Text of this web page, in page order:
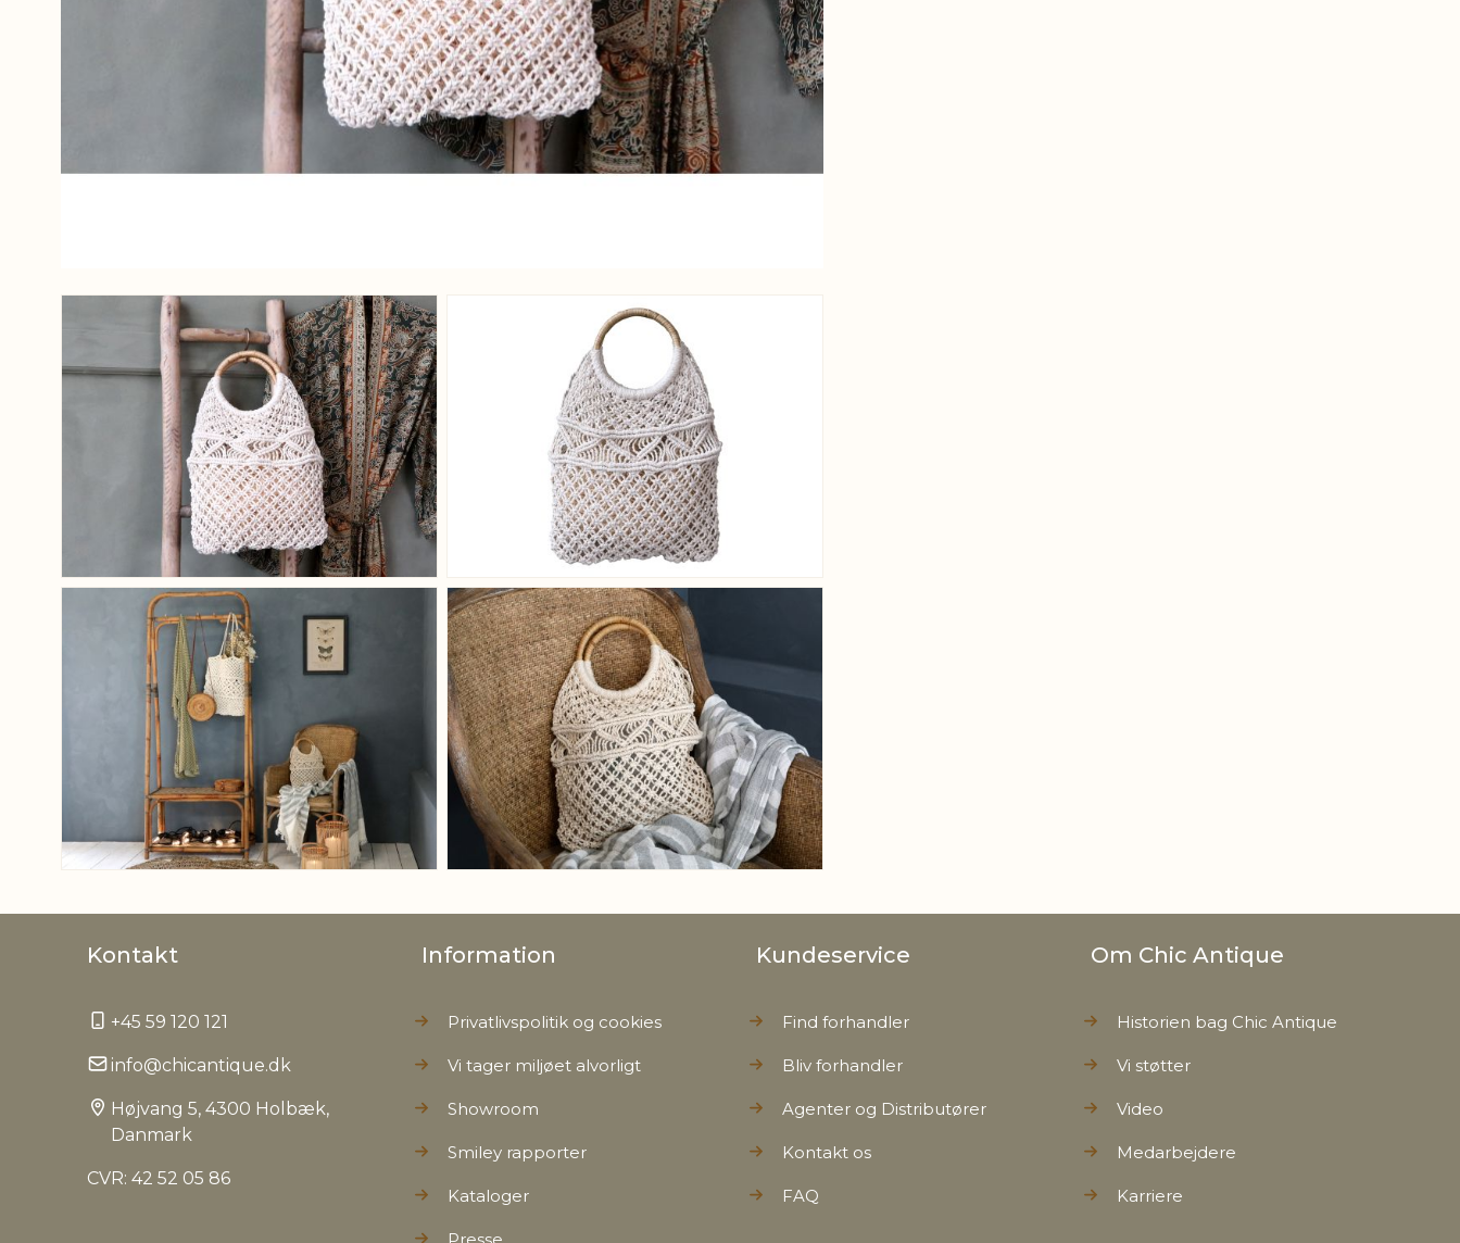
View larger image View larger image
View larger image View larger image
Kontakt
+45 59 120 121
info@chicantique.dk
Højvang 5, 4300 Holbæk,
Danmark
CVR: 42 52 05 86
Information
Privatlivspolitik og cookies
Vi tager miljøet alvorligt
Showroom
Smiley rapporter
Kataloger
Kundeservice
Find forhandler
Bliv forhandler
Agenter og Distributører
Kontakt os
FAQ
Om Chic Antique
Historien bag Chic Antique
Vi støtter
Video
Medarbejdere
Karriere